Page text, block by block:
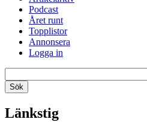
Podcast
Året runt
Topplistor
Annonsera
Logga in
Länkstig